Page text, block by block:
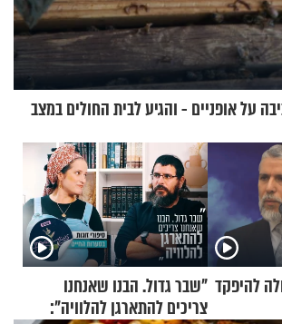
על אופניים - והגיע לבית החולים במצב
להיפקד "שבר גדול. הבנו שאנחנו
צריכים להתארגן להלוויה":